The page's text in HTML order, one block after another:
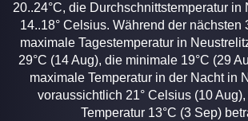
20..24°C, die Durchschnittstemperatur in
14..18° Celsius. Während der nächsten
maximale Tagestemperatur in
29°C (14 Aug), die minimale 19°C (29
maximale Temperatur in der Nacht in
voraussichtlich 21° Celsius (10
Temperatur 13°C (3 Sep)